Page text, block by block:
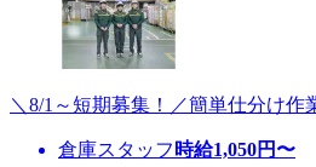
＼8/1～短期募集！／簡単仕分け
倉庫スタッフ 時給1,050円〜